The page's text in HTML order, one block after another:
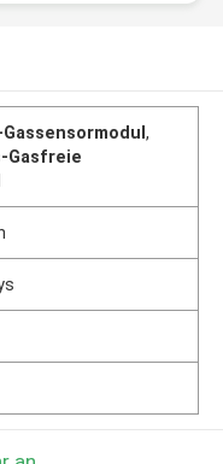
,
Gasfreie